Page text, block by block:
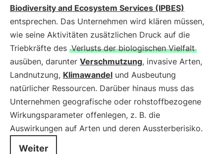
Biodiversity and Ecosystem Services (IPBES)
entsprechen. Das Unternehmen wird klären müssen,
wie seine Aktivitäten zusätzlichen Druck auf die
Triebkräfte des Verlusts der biologischen Vielfalt
ausüben, darunter Verschmutzung, invasive Arten,
Landnutzung, Klimawandel und Ausbeutung
natürlicher Ressourcen. Darüber hinaus muss das
Unternehmen geografische oder rohstoffbezogene
Wirkungsparameter offenlegen, z. B. die
Auswirkungen auf Arten und deren Aussterberisiko.
Weiter